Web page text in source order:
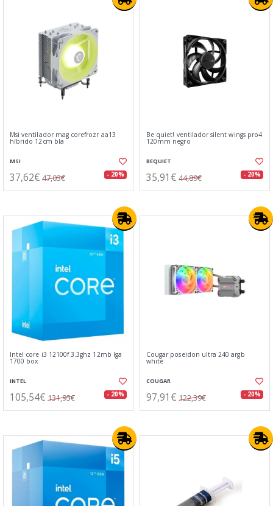
Msi ventilador mag corefrozr aa13
híbrido 12cm bla
MSI
37,62€ 47,03€ - 20%
Be quiet! ventilador silent wings pro4
120mm negro
BEQUIET
35,91€ 44,89€ - 20%
Intel core i3 12100f 3.3ghz 12mb lga
1700 box
INTEL
105,54€ 131,93€ - 20%
Cougar poseidon ultra 240 argb
white
COUGAR
97,91€ 122,39€ - 20%